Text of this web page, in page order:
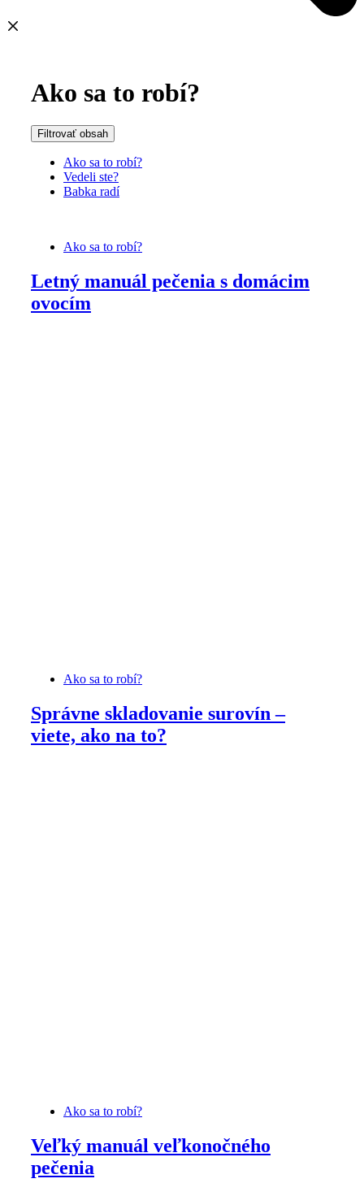
Ako sa to robí?
Filtrovať obsah
Ako sa to robí?
Vedeli ste?
Babka radí
Ako sa to robí?
Letný manuál pečenia s domácim
ovocím
Ako sa to robí?
Správne skladovanie surovín –
viete, ako na to?
Ako sa to robí?
Veľký manuál veľkonočného
pečenia